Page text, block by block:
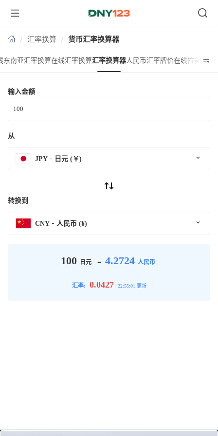
台湾
汇率换算 货币汇率换算器
东南亚汇率换算在线汇率换算汇率换算器人民币汇率牌价在线拉美汇率
输入金额
从
JPY 日元 (￥)
转换到
CNY 人民币 (¥)
100 日元 = 4.2724 人民币
汇率: 0.0427 22:55:01 更新